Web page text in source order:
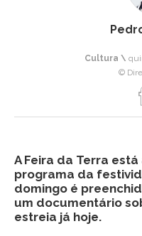
Cultura \
©
A Feira da Terra
programa da
domingo é
um documentário
estreia já hoje.